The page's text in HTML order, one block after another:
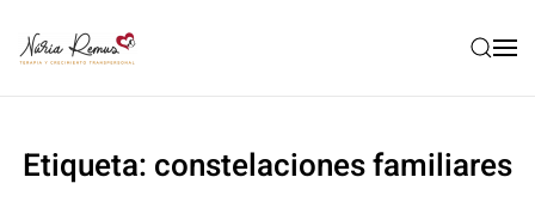
Etiqueta: constelaciones familiares